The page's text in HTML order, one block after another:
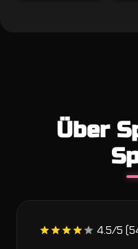
Über
4.5/5